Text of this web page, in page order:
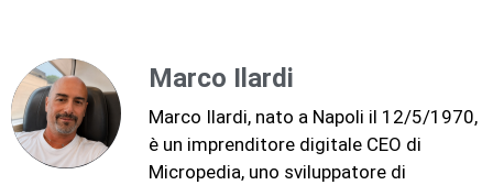
Marco Ilardi
Marco Ilardi, nato a Napoli il 12/5/1970,
è un imprenditore digitale CEO di
Micropedia, uno sviluppatore di